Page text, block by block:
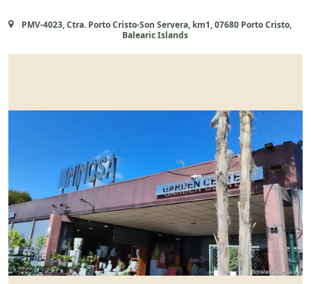
PMV-4023, Ctra. Porto Cristo-Son Servera, km1, 07680 Porto Cristo,
Balearic Islands